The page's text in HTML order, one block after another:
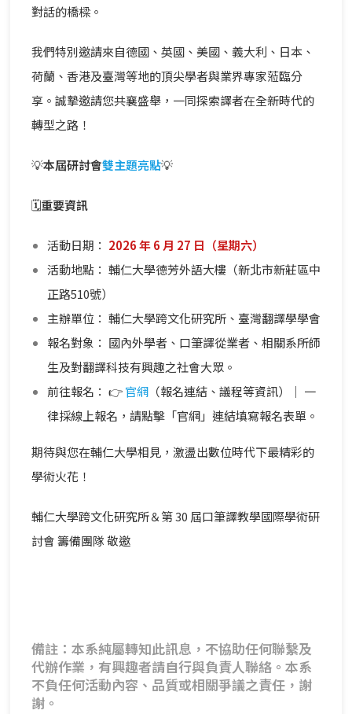
對話的橋樑。
我們特別邀請來自德國、英國、美國、義大利、日本、
荷蘭、香港及臺灣等地的頂尖學者與業界專家蒞臨分
享。誠摯邀請您共襄盛舉，一同探索譯者在全新時代的
轉型之路！
💡本屆研討會雙主題亮點💡
🗓️重要資訊
活動日期： 2026 年 6 月 27 日（星期六）
活動地點： 輔仁大學德芳外語大樓（新北市新莊區中
正路510號）
主辦單位： 輔仁大學跨文化研究所、臺灣翻譯學學會
報名對象： 國內外學者、口筆譯從業者、相關系所師
生及對翻譯科技有興趣之社會大眾。
前往報名： 👉官網 （報名連結、議程等資訊）｜ 一
律採線上報名，請點擊「官網」連結填寫報名表單。
期待與您在輔仁大學相見，激盪出數位時代下最精彩的
學術火花！
輔仁大學跨文化研究所＆第 30 屆口筆譯教學國際學術研
討會 籌備團隊 敬邀
備註：本系純屬轉知此訊息，不協助任何聯繫及
代辦作業，有興趣者請自行與負責人聯絡。本系
不負任何活動內容、品質或相關爭議之責任，謝
謝。